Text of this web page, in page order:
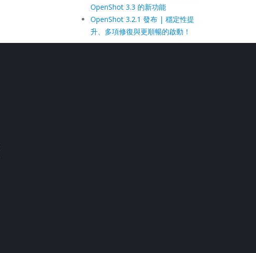
OpenShot 3.3 的新功能
OpenShot 3.2.1 發布 | 穩定性提
升、多項修復與更順暢的啟動！